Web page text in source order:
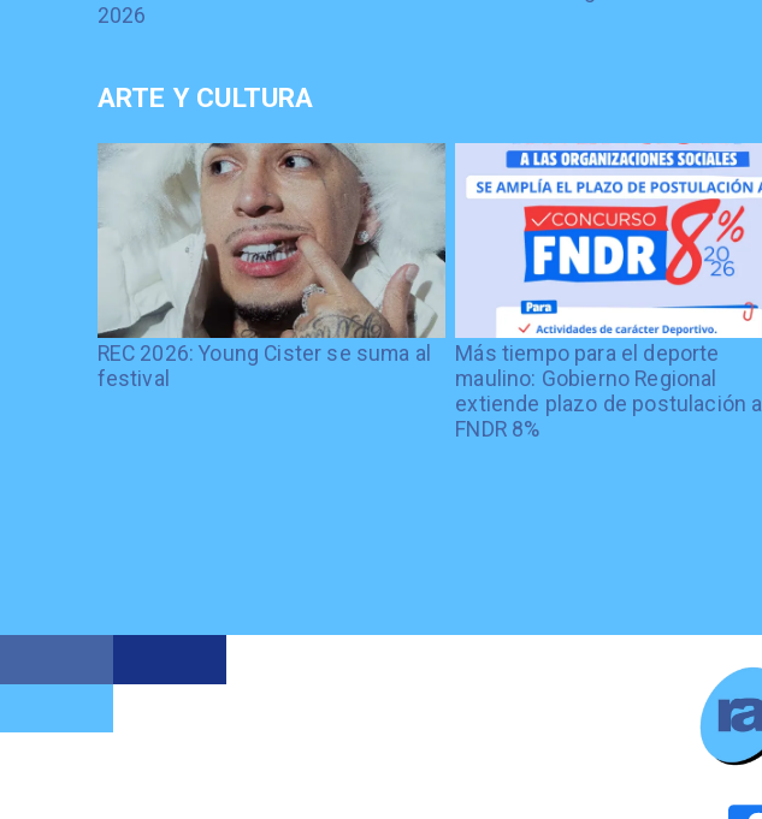
2026
ARTE Y CULTURA
REC 2026: Young Cister se suma al
festival
Más tiempo para el deporte
maulino: Gobierno Regional
extiende plazo de postulación al
FNDR 8%